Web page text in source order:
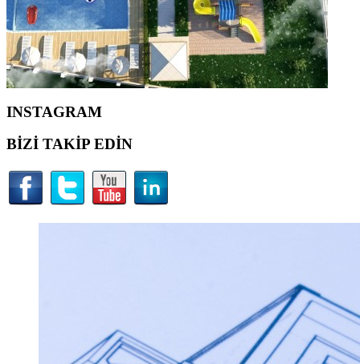
INSTAGRAM
BİZİ TAKİP EDİN